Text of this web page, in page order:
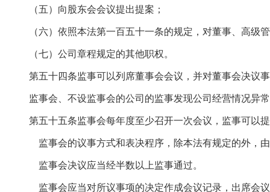
（五）向股东会会议提出提案；
（六）依照本法第一百五十一条的规定，对董事、高级
（七）公司章程规定的其他职权。
第五十四条监事可以列席董事会会议，并对董事会决议
监事会、不设监事会的公司的监事发现公司经营情况异
第五十五条监事会每年度至少召开一次会议，监事可以
监事会的议事方式和表决程序，除本法有规定的外，
监事会决议应当经半数以上监事通过。
监事会应当对所议事项的决定作成会议记录，出席会